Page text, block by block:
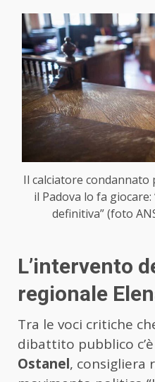
Il calciatore
il Padova lo fa
definitiva” (foto
L’intervento
regionale
Tra le voci critiche
dibattito pubblico
Ostanel, consigliera